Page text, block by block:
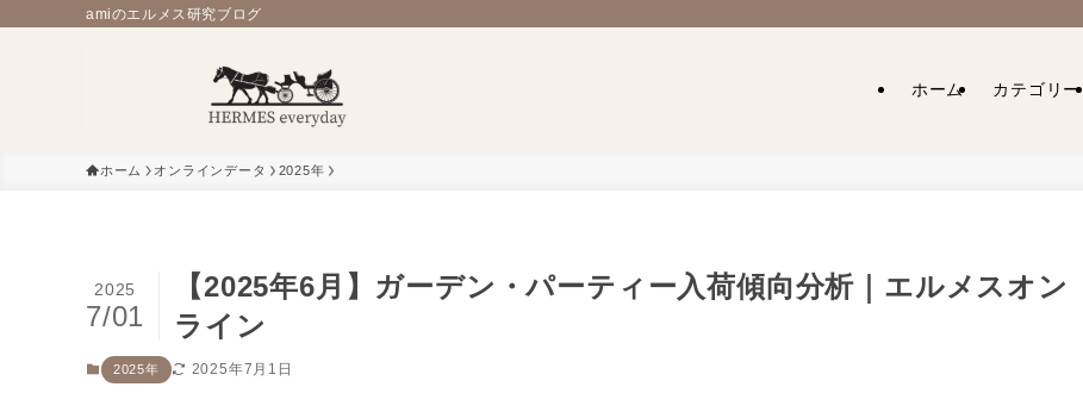
amiのエルメス研究ブログ
ホーム カテゴリー
ホーム オンラインデータ 2025年
【2025年6月】ガーデン・パーティー入荷傾向分析｜エルメスオン
ライン
2025
7/01
2025年 2025年7月1日